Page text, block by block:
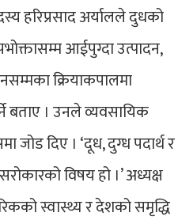
हरिप्रसाद अर्यालले दुधको
आईपुग्दा उत्पादन,
क्रियाकपालमा
बताए । उनले व्यवसायिक
जोड दिए । ‘दूध, दुग्ध पदार्थ र
विषय हो ।’ अध्यक्ष
स्वास्थ्य र देशको समृद्धि